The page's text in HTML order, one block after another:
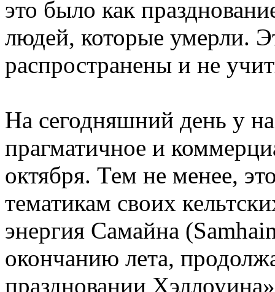
это было как
людей, которые умерли.
распространены и не
На сегодняшний день у
прагматичное и
октября. Тем не менее,
тематикам своих
энергия Самайна
окончанию лета,
праздновании